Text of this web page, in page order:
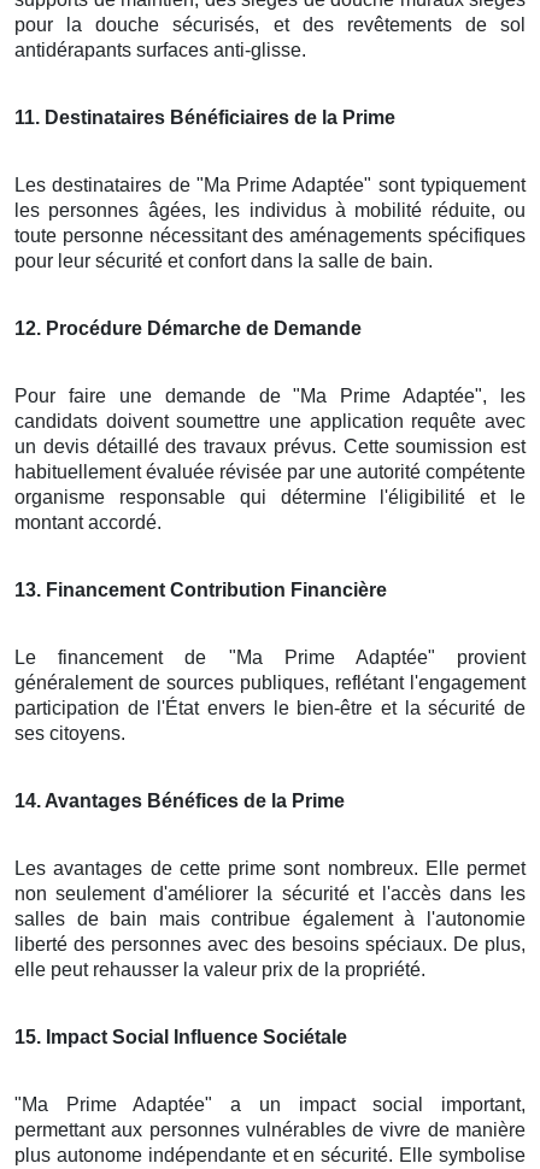
pour la douche sécurisés, et des revêtements de sol
antidérapants surfaces anti-glisse.
11. Destinataires Bénéficiaires de la Prime
Les destinataires de "Ma Prime Adaptée" sont typiquement
les personnes âgées, les individus à mobilité réduite, ou
toute personne nécessitant des aménagements spécifiques
pour leur sécurité et confort dans la salle de bain.
12. Procédure Démarche de Demande
Pour faire une demande de "Ma Prime Adaptée", les
candidats doivent soumettre une application requête avec
un devis détaillé des travaux prévus. Cette soumission est
habituellement évaluée révisée par une autorité compétente
organisme responsable qui détermine l'éligibilité et le
montant accordé.
13. Financement Contribution Financière
Le financement de "Ma Prime Adaptée" provient
généralement de sources publiques, reflétant l'engagement
participation de l'État envers le bien-être et la sécurité de
ses citoyens.
14. Avantages Bénéfices de la Prime
Les avantages de cette prime sont nombreux. Elle permet
non seulement d'améliorer la sécurité et l'accès dans les
salles de bain mais contribue également à l'autonomie
liberté des personnes avec des besoins spéciaux. De plus,
elle peut rehausser la valeur prix de la propriété.
15. Impact Social Influence Sociétale
"Ma Prime Adaptée" a un impact social important,
permettant aux personnes vulnérables de vivre de manière
plus autonome indépendante et en sécurité. Elle symbolise